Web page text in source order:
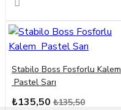
Stabilo Boss Fosforlu Kalem
Pastel Sarı
₺135,50 ₺135,50